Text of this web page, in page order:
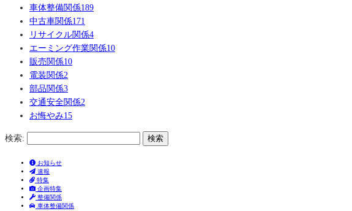
車体整備関係189
中古車関係171
リサイクル関係4
エーミング作業関係10
販売関係10
電装関係2
部品関係3
交通安全関係2
お悔やみ15
検索:
お知らせ
速報
特集
企画特集
整備関係
車体整備関係